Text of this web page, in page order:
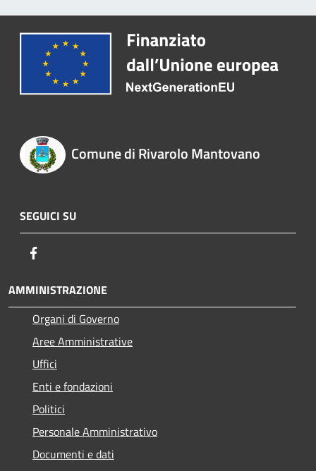
Comune di Rivarolo Mantovano
SEGUICI SU
AMMINISTRAZIONE
Organi di Governo
Aree Amministrative
Uffici
Enti e fondazioni
Politici
Personale Amministrativo
Documenti e dati